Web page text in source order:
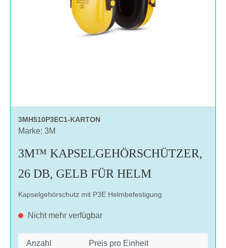
3MH510P3EC1-KARTON
Marke: 3M
3M™ KAPSELGEHÖRSCHÜTZER,
26 DB, GELB FÜR HELM
Kapselgehörschutz mit P3E Helmbefestigung
Nicht mehr verfügbar
Anzahl Preis pro Einheit